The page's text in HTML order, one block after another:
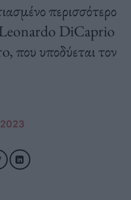
περισσότερο
Leonardo DiCaprio
που υποδύεται τον